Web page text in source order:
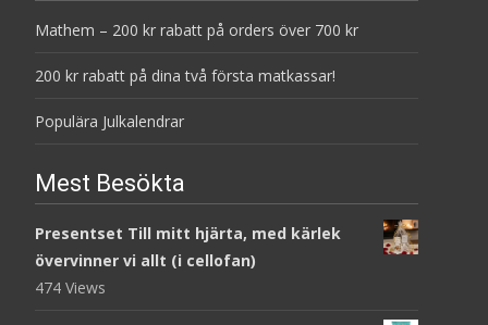
Mathem – 200 kr rabatt på orders över 700 kr
200 kr rabatt på dina två första matkassar!
Populära Julkalendrar
Mest Besökta
Presentset Till mitt hjärta, med kärlek
övervinner vi allt (i cellofan)
474 Views